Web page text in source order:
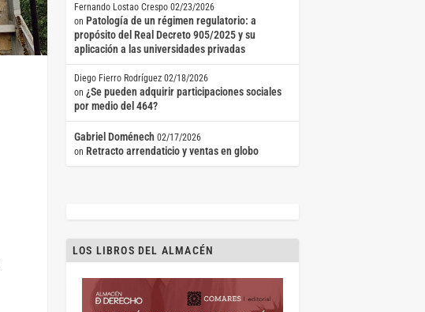
Fernando Lostao Crespo 02/23/2026
on Patología de un régimen regulatorio: a
propósito del Real Decreto 905/2025 y su
aplicación a las universidades privadas
Diego Fierro Rodríguez 02/18/2026
on ¿Se pueden adquirir participaciones sociales
por medio del 464?
Gabriel Doménech 02/17/2026
on Retracto arrendaticio y ventas en globo
LOS LIBROS DEL ALMACÉN